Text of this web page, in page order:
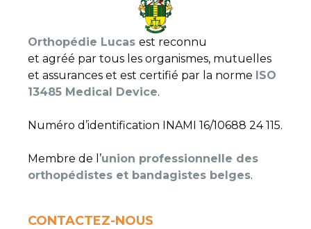
Orthopédie Lucas est reconnu
et agréé par tous les organismes, mutuelles
et assurances et est certifié par la norme ISO
13485 Medical Device.
Numéro d’identification INAMI 16/10688 24 115.
Membre de l’union professionnelle des
orthopédistes et bandagistes belges.
CONTACTEZ-NOUS